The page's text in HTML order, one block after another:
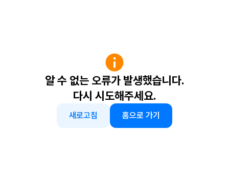
알 수 없는 오류가 발생했습니다.
다시 시도해주세요.
새로고침 홈으로 가기